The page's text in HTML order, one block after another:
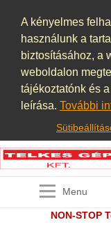
A kényelmes
használunk a
biztosításához, a
weboldalon
tájékoztatónk és
leírása. További
Menu
NON-STOP
PNEUMATIKA
ELSZÍVÓ
ROOTS
SEPRŐGÉP